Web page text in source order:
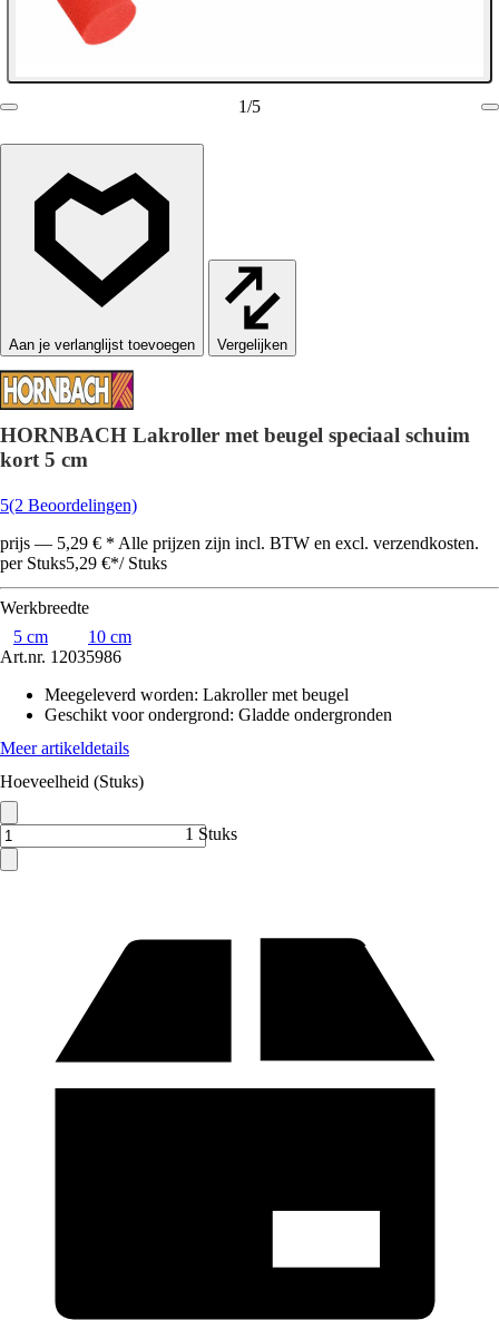
1/5
Vergelijken
HORNBACH Lakroller met beugel speciaal schuim
kort 5 cm
5(2 Beoordelingen)
prijs — 5,29 € * Alle prijzen zijn incl. BTW en excl. verzendkosten.
per Stuks5,29 €*/ Stuks
Werkbreedte
5 cm
10 cm
Art.nr. 12035986
Meegeleverd worden: Lakroller met beugel
Geschikt voor ondergrond: Gladde ondergronden
Meer artikeldetails
Hoeveelheid (Stuks)
1 Stuks